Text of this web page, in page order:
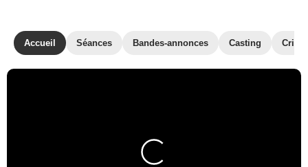
Accueil Séances Bandes-annonces Casting